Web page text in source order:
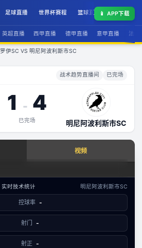
足球直播 世界杯赛程 篮球直播 联赛积分
📱 APP下载
英超直播 西甲直播 德甲直播 意甲直播 法甲
伊SC VS 明尼阿波利斯市SC
斯市SC 战术趋势直播间 已完场
1 - 4
已完场 明尼阿波利斯市SC
视频
已结束
数据视图
-
文字数据同步 明尼阿波利斯市SC
4
实时技术统计 明尼阿波利斯市SC
控球率 -
射门 -
射正 -